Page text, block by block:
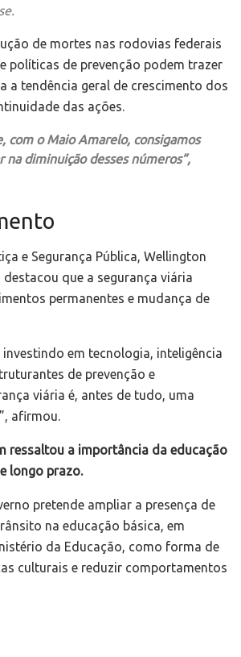
de mortes nas rodovias federais
políticas de prevenção podem trazer
a tendência geral de crescimento dos
das ações.
com o Maio Amarelo, consigamos
na diminuição desses números”,
e Segurança Pública, Wellington
destacou que a segurança viária
permanentes e mudança de
em tecnologia, inteligência
de prevenção e
viária é, antes de tudo, uma
afirmou.
ressaltou a importância da educação
longo prazo.
pretende ampliar a presença de
na educação básica, em
da Educação, como forma de
culturais e reduzir comportamentos